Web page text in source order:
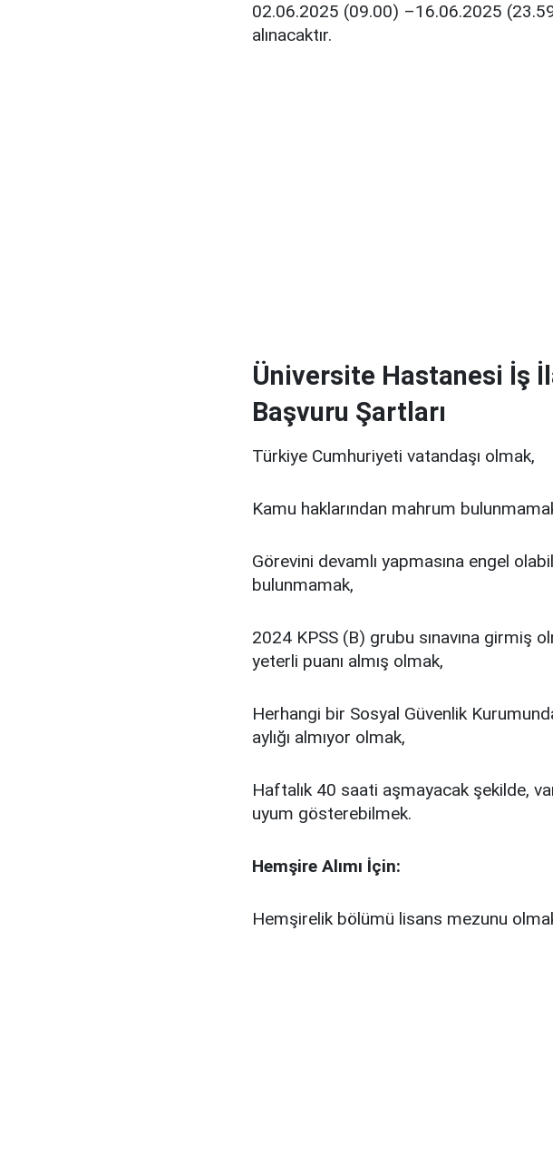
02.06.2025 (09.00) –16.06.2025
alınacaktır.
Üniversite Hastanesi İş
Başvuru Şartları
Türkiye Cumhuriyeti vatandaşı olmak,
Kamu haklarından mahrum
Görevini devamlı yapmasına engel
bulunmamak,
2024 KPSS (B) grubu sınavına girmiş
yeterli puanı almış olmak,
Herhangi bir Sosyal Güvenlik
aylığı almıyor olmak,
Haftalık 40 saati aşmayacak şekilde,
uyum gösterebilmek.
Hemşire Alımı İçin:
Hemşirelik bölümü lisans mezunu